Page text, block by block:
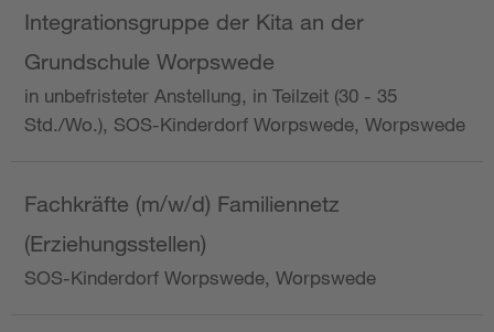
Integrationsgruppe der Kita an der
Grundschule Worpswede
in unbefristeter Anstellung, in Teilzeit (30 - 35
Std./Wo.), SOS-Kinderdorf Worpswede, Worpswede
Fachkräfte (m/w/d) Familiennetz
(Erziehungsstellen)
SOS-Kinderdorf Worpswede, Worpswede